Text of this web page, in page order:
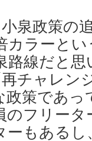
泉政策の
カラーと
路線だと思
チャレン
政策であっ
のフリー
ーもある